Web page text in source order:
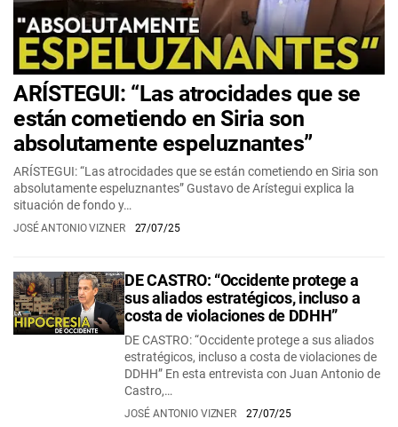
ARÍSTEGUI: “Las atrocidades que se
están cometiendo en Siria son
absolutamente espeluznantes”
ARÍSTEGUI: “Las atrocidades que se están cometiendo en Siria son
absolutamente espeluznantes” Gustavo de Arístegui explica la
situación de fondo y…
JOSÉ ANTONIO VIZNER 27/07/25
DE CASTRO: “Occidente protege a
sus aliados estratégicos, incluso a
costa de violaciones de DDHH”
DE CASTRO: “Occidente protege a sus aliados
estratégicos, incluso a costa de violaciones de
DDHH” En esta entrevista con Juan Antonio de
Castro,…
JOSÉ ANTONIO VIZNER 27/07/25